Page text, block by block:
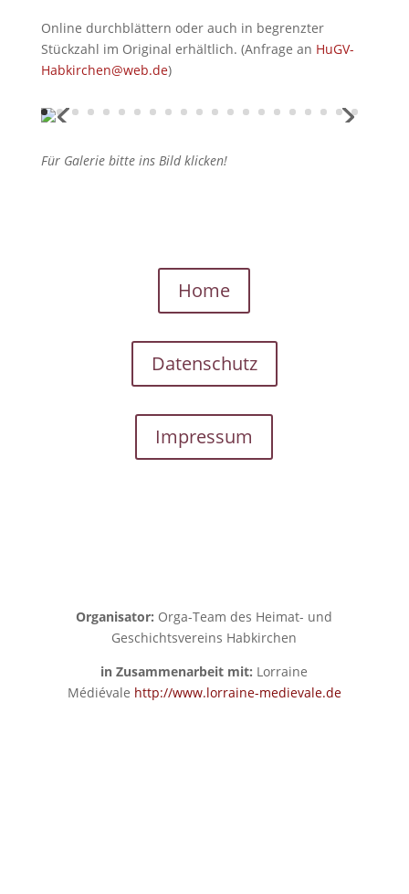
Online durchblättern oder auch in begrenzter
Stückzahl im Original erhältlich. (Anfrage an HuGV-
Habkirchen@web.de)
Für Galerie bitte ins Bild klicken!
Home
Datenschutz
Impressum
Organisator: Orga-Team des Heimat- und
Geschichtsvereins Habkirchen
in Zusammenarbeit mit: Lorraine
Médiévale http://www.lorraine-medievale.de